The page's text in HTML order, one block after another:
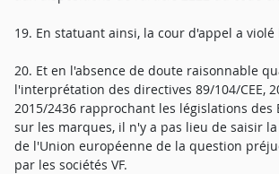
19. En statuant ainsi, la cour d'appel a violé
20. Et en l'absence de doute raisonnable
l'interprétation des directives 89/104/CEE,
2015/2436 rapprochant les législations des
sur les marques, il n'y a pas lieu de saisir
de l'Union européenne de la question
par les sociétés VF.